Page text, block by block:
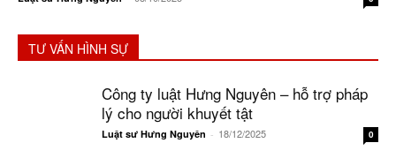
TƯ VẤN HÌNH SỰ
Công ty luật Hưng Nguyên – hỗ trợ pháp
lý cho người khuyết tật
Luật sư Hưng Nguyên - 18/12/2025 0